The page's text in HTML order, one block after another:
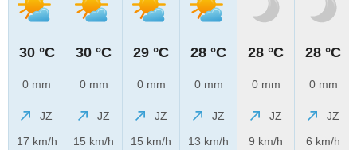
30 °C
0 mm
JZ
17 km/h
30 °C
0 mm
JZ
15 km/h
29 °C
0 mm
JZ
15 km/h
28 °C
0 mm
JZ
13 km/h
28 °C
0 mm
JZ
9 km/h
28 °C
0 mm
JZ
6 km/h